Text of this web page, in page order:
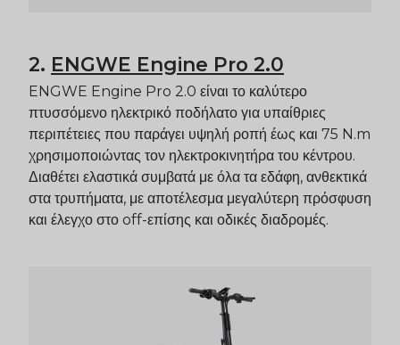
2. ENGWE Engine Pro 2.0
ENGWE Engine Pro 2.0 είναι το καλύτερο
πτυσσόμενο ηλεκτρικό ποδήλατο για υπαίθριες
περιπέτειες που παράγει υψηλή ροπή έως και 75 N.m
χρησιμοποιώντας τον ηλεκτροκινητήρα του κέντρου.
Διαθέτει ελαστικά συμβατά με όλα τα εδάφη, ανθεκτικά
στα τρυπήματα, με αποτέλεσμα μεγαλύτερη πρόσφυση
και έλεγχο στο off-επίσης και οδικές διαδρομές.